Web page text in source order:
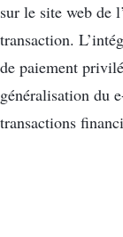
sur le site web de
transaction.
de paiement
généralisation du
transactions